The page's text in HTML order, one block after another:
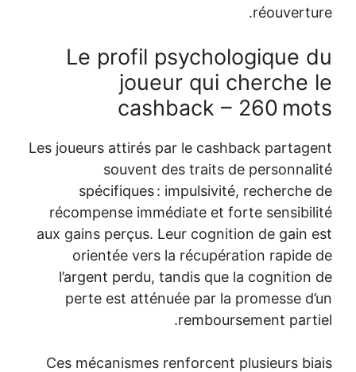
Le profil
joueur qui
cashback –
Les joueurs attirés par le
souvent des traits de
spécifiques : impulsivité,
récompense immédiate et
aux gains perçus. Leur
orientée vers la
l’argent perdu, tandis que
perte est atténuée par la
Ces mécanismes renforcent